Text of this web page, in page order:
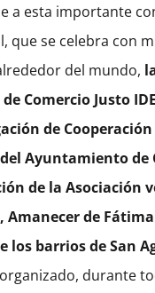
a esta importante
que se celebra con
del mundo,
Comercio Justo
de Cooperación
Ayuntamiento de
de la Asociación
Amanecer de
los barrios de San
durante